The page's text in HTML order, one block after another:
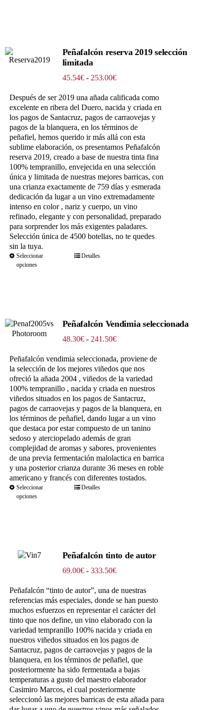
Peñafalcón reserva 2019 selección
limitada
45.54€ - 253.00€Rango
precios:
desde
45.54€
hasta
253.00€
Después de ser 2019 una añada calificada como
excelente en ribera del Duero, nacida y criada en
los pagos de Santacruz, pagos de carraovejas y
pagos de la blanquera, en los términos de
peñafiel, hemos querido ir más allá con esta
sublime elaboración, os presentamos Peñafalcón
reserva 2019, creado a base de nuestra tinta fina
100% tempranillo, envejecida en una selección
única y limitada de nuestras mejores barricas, con
una crianza exactamente de 759 días y esmerada
dedicación da lugar a un vino extremadamente
intenso en color , nariz y cuerpo, un vino
refinado, elegante y con personalidad, preparado
para sorprender los más exigentes paladares.
Selección única de 4500 botellas, no te quedes
sin la tuya.
Seleccionar
opciones
Detalles
Peñafalcón Vendimia seleccionada
48.30€ - 241.50€Rango
precios:
desde
48.30€
hasta
241.50€
Peñafalcón vendimia seleccionada, proviene de
la selección de los mejores viñedos que nos
ofreció la añada 2004 , viñedos de la variedad
100% tempranillo , nacida y criada en nuestros
viñedos situados en los pagos de Santacruz,
pagos de carraovejas y pagos de la blanquera, en
los términos de peñafiel, dando lugar a un vino
que destaca por estar compuesto de un tanino
sedoso y aterciopelado además de gran
complejidad de aromas y sabores, provenientes
de una previa fermentación malolactica en barrica
y una posterior crianza durante 36 meses en roble
americano y francés con diferentes tostados.
Seleccionar
opciones
Detalles
Peñafalcón tinto de autor
69.00€ - 333.50€Rango
precios:
desde
69.00€
hasta
333.50€
Peñafalcón “tinto de autor”, una de nuestras
referencias más especiales, donde se han puesto
muchos esfuerzos en representar el carácter del
tinto que nos define, un vino elaborado con la
variedad tempranillo 100% nacida y criada en
nuestros viñedos situados en los pagos de
Santacruz, pagos de carraovejas y pagos de la
blanquera, en los términos de peñafiel, que
posteriormente ha sido fermentada a bajas
temperaturas a gusto del maestro elaborador
Casimiro Marcos, el cual posteriormente
seleccionó las mejores barricas de esta añada para